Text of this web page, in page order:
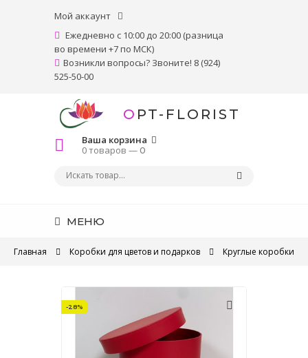
Мой аккаунт
Ежедневно с 10:00 до 20:00 (разница
во времени +7 по МСК)
Возникли вопросы? Звоните! 8 (924)
525-50-00
OPT-FLORIST
Ваша корзина
0 товаров —0
МЕНЮ
Главная Коробки для цветов и подарков Круглые коробки
-28%